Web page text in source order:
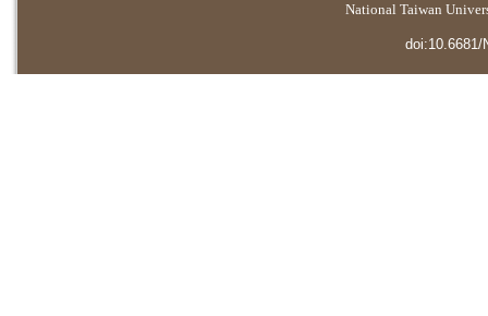
National Taiwan
doi:10.6681/